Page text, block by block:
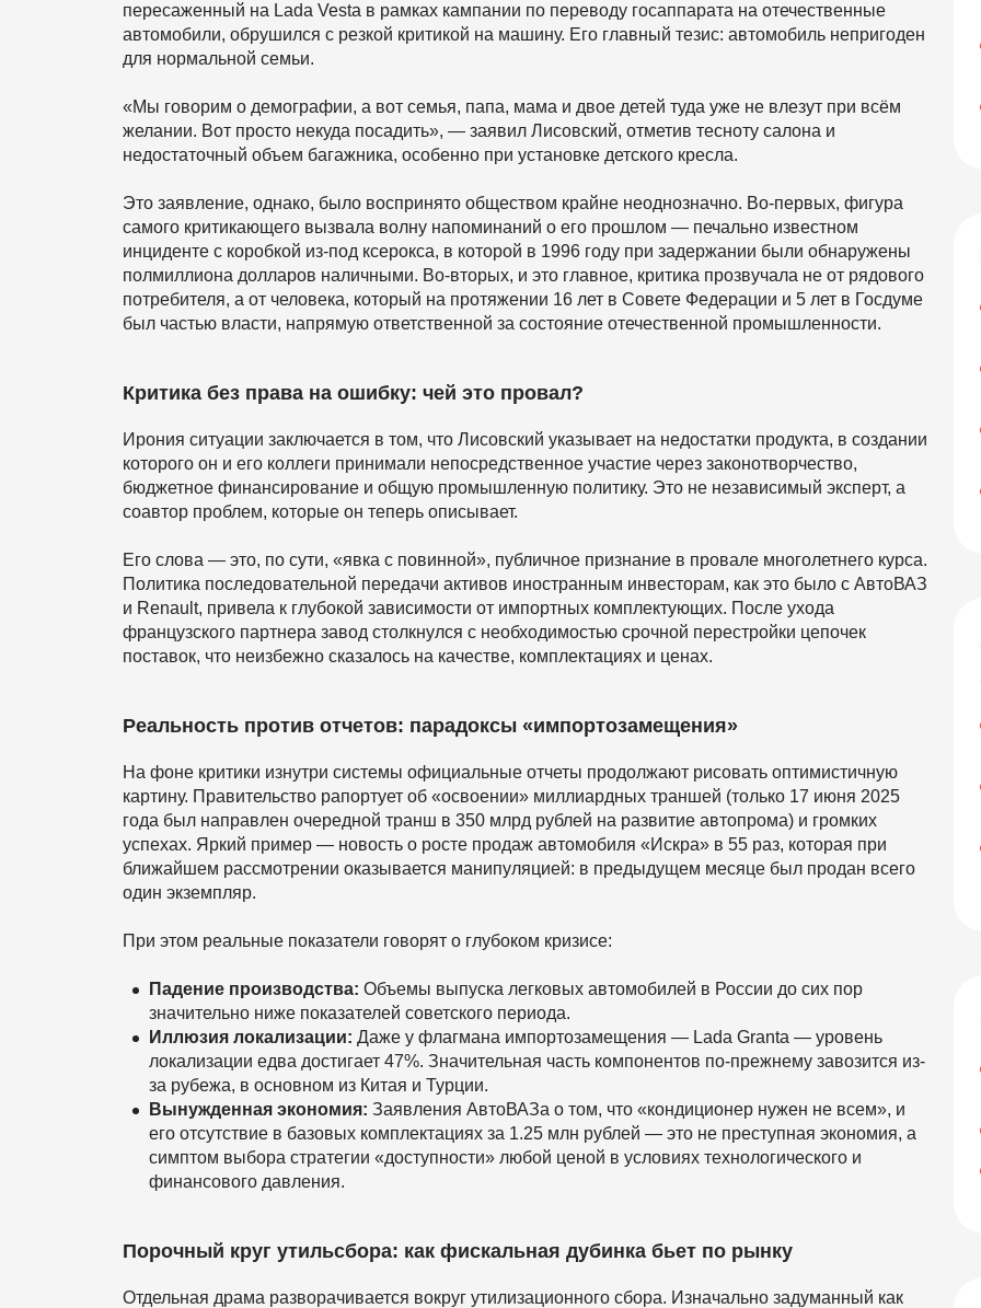
пересаженный на Lada Vesta в рамках кампании по переводу госаппарата на отечественные
автомобили, обрушился с резкой критикой на машину. Его главный тезис: автомобиль непригоден
для нормальной семьи.
«Мы говорим о демографии, а вот семья, папа, мама и двое детей туда уже не влезут при всём
желании. Вот просто некуда посадить», — заявил Лисовский, отметив тесноту салона и
недостаточный объем багажника, особенно при установке детского кресла.
Это заявление, однако, было воспринято обществом крайне неоднозначно. Во-первых, фигура
самого критикающего вызвала волну напоминаний о его прошлом — печально известном
инциденте с коробкой из-под ксерокса, в которой в 1996 году при задержании были обнаружены
полмиллиона долларов наличными. Во-вторых, и это главное, критика прозвучала не от рядового
потребителя, а от человека, который на протяжении 16 лет в Совете Федерации и 5 лет в Госдуме
был частью власти, напрямую ответственной за состояние отечественной промышленности.
Критика без права на ошибку: чей это провал?
Ирония ситуации заключается в том, что Лисовский указывает на недостатки продукта, в создании
которого он и его коллеги принимали непосредственное участие через законотворчество,
бюджетное финансирование и общую промышленную политику. Это не независимый эксперт, а
соавтор проблем, которые он теперь описывает.
Его слова — это, по сути, «явка с повинной», публичное признание в провале многолетнего курса.
Политика последовательной передачи активов иностранным инвесторам, как это было с АвтоВАЗ
и Renault, привела к глубокой зависимости от импортных комплектующих. После ухода
французского партнера завод столкнулся с необходимостью срочной перестройки цепочек
поставок, что неизбежно сказалось на качестве, комплектациях и ценах.
Реальность против отчетов: парадоксы «импортозамещения»
На фоне критики изнутри системы официальные отчеты продолжают рисовать оптимистичную
картину. Правительство рапортует об «освоении» миллиардных траншей (только 17 июня 2025
года был направлен очередной транш в 350 млрд рублей на развитие автопрома) и громких
успехах. Яркий пример — новость о росте продаж автомобиля «Искра» в 55 раз, которая при
ближайшем рассмотрении оказывается манипуляцией: в предыдущем месяце был продан всего
один экземпляр.
При этом реальные показатели говорят о глубоком кризисе:
Падение производства: Объемы выпуска легковых автомобилей в России до сих пор
значительно ниже показателей советского периода.
Иллюзия локализации: Даже у флагмана импортозамещения — Lada Granta — уровень
локализации едва достигает 47%. Значительная часть компонентов по-прежнему завозится из-
за рубежа, в основном из Китая и Турции.
Вынужденная экономия: Заявления АвтоВАЗа о том, что «кондиционер нужен не всем», и
его отсутствие в базовых комплектациях за 1.25 млн рублей — это не преступная экономия, а
симптом выбора стратегии «доступности» любой ценой в условиях технологического и
финансового давления.
Порочный круг утильсбора: как фискальная дубинка бьет по рынку
Отдельная драма разворачивается вокруг утилизационного сбора. Изначально задуманный как